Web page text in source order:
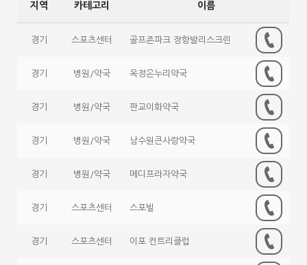
지역 카테고리 이름
경기 스포츠센터 골프존파크 장항발리스크린
경기 병원/약국 옥정온누리약국
경기 병원/약국 판교이화약국
경기 병원/약국 남수원큰사랑약국
경기 병원/약국 메디프라자약국
경기 스포츠센터 스포빌
경기 스포츠센터 이포 컨트리클럽